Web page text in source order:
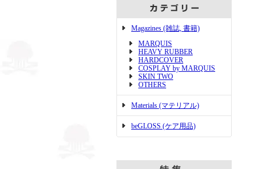
Magazines (雑誌, 書籍)
MARQUIS
HEAVY RUBBER
HARDCOVER
COSPLAY by MARQUIS
SKIN TWO
OTHERS
Materials (マテリアル)
beGLOSS (ケア用品)